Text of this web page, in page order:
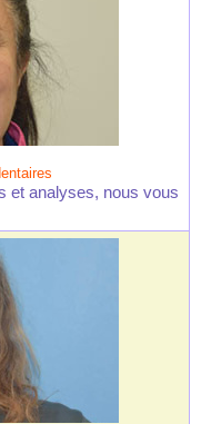
et analyses, nous vous